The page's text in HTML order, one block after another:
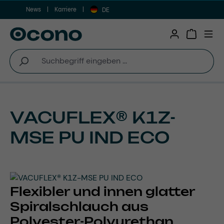
Zum Hauptinhalt springen
News Karriere DE
VACUFLEX® K1Z-
MSE PU IND ECO
Flexibler und innen glatter
Spiralschlauch aus